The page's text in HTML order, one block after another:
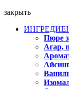
закрыть
Пюре
Агар,